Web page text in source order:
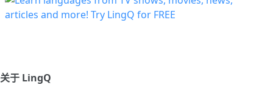
关于 LingQ